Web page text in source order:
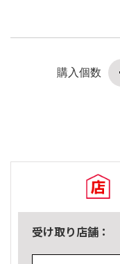
購入個数
受け取り店舗：